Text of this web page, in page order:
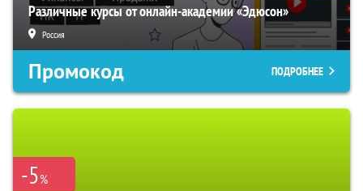
Различные курсы от онлайн-академии «Эдюсон»
Россия
Промокод ПОДРОБНЕЕ
-5%